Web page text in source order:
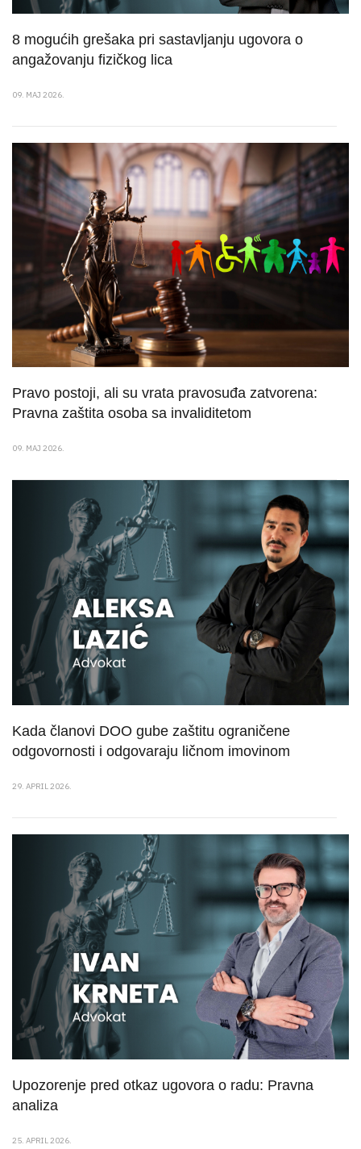
8 mogućih grešaka pri sastavljanju ugovora o
angažovanju fizičkog lica
09. MAJ 2026.
Pravo postoji, ali su vrata pravosuđa zatvorena:
Pravna zaštita osoba sa invaliditetom
09. MAJ 2026.
Kada članovi DOO gube zaštitu ograničene
odgovornosti i odgovaraju ličnom imovinom
29. APRIL 2026.
Upozorenje pred otkaz ugovora o radu: Pravna
analiza
25. APRIL 2026.